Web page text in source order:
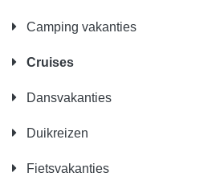
Camping vakanties
Cruises
Dansvakanties
Duikreizen
Fietsvakanties